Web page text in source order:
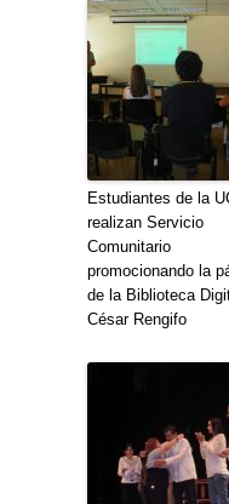
Estudiantes de la
realizan Servicio
Comunitario
promocionando la
de la Biblioteca
César Rengifo